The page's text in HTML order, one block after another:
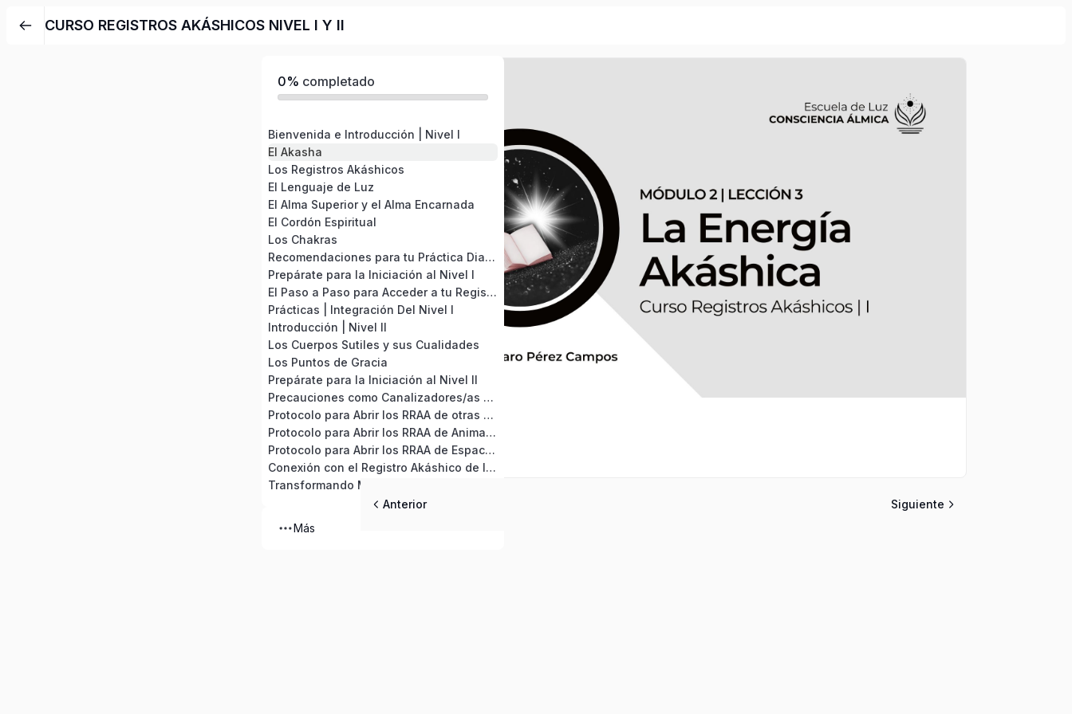
CURSO REGISTROS AKÁSHICOS NIVEL I Y II
0% completado
Bienvenida e Introducción | Nivel I
El Akasha
Los Registros Akáshicos
El Lenguaje de Luz
El Alma Superior y el Alma Encarnada
El Cordón Espiritual
Los Chakras
Recomendaciones para tu Práctica Diaria
Prepárate para la Iniciación al Nivel I
El Paso a Paso para Acceder a tu Registro Akáshico
Prácticas | Integración Del Nivel I
Introducción | Nivel II
Los Cuerpos Sutiles y sus Cualidades
Los Puntos de Gracia
Prepárate para la Iniciación al Nivel II
Precauciones como Canalizadores/as de RRAA
Protocolo para Abrir los RRAA de otras Personas
Protocolo para Abrir los RRAA de Animales
Protocolo para Abrir los RRAA de Espacios y Lugares
Conexión con el Registro Akáshico de la Tierra
Más
Anterior Siguiente